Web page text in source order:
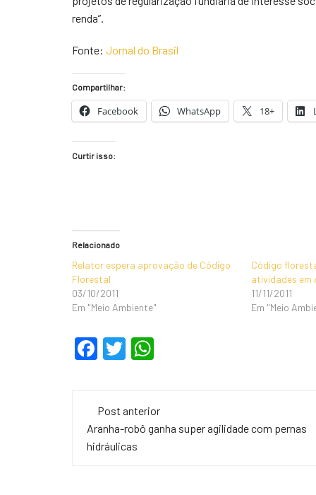
renda”.
Fonte: Jornal do Brasil
Compartilhar:
Facebook WhatsApp 18+
Curtir isso:
Relacionado
Relator espera aprovação de Código
Florestal
03/10/2011
Em "Meio Ambiente"
Código
atividades em
11/11/2011
Em "Meio
F
e
b
T
er s
A
Navegação
de
Post anterior
Aranha-robô ganha super agilidade com pernas
hidráulicas